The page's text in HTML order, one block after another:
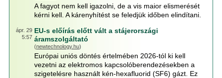
A fagyot nem kell igazolni, de a vis maior elismerését
kérni kell. A kárenyhítést se feledjük időben elindítani.
ápr. 29
5:57
EU-s előírás előtt vált a stájerországi
áramszolgáltató
(newtechnology.hu)
Európai uniós döntés értelmében 2026-tól ki kell
vezetni az elektromos kapcsolóberendezésekben a
szigetelésre használt kén-hexafluorid (SF6) gázt. Ez